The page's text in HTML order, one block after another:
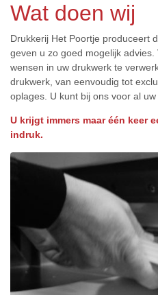
Wat doen wij
Drukkerij Het Poortje produceert
geven u zo goed mogelijk
wensen in uw drukwerk te
drukwerk, van eenvoudig tot
oplages. U kunt bij ons voor al uw
U krijgt immers maar één keer
indruk.